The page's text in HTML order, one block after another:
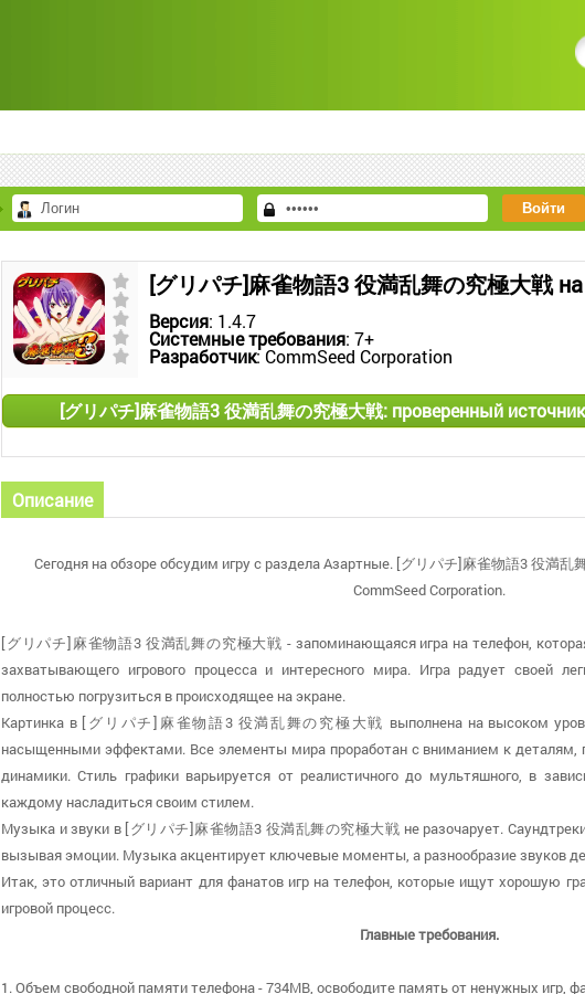
[グリパチ]麻雀物語3 役満乱舞の究極大戦
Версия: 1.4.7
Системные требования: 7+
Разработчик: CommSeed Corporation
[グリパチ]麻雀物語3 役満乱舞の究極大戦: проверенный
Описание
Сегодня на обзоре обсудим игру с раздела Азартные. [グリパチ]麻雀物語3 役満乱
CommSeed Corporation.
[グリパチ]麻雀物語3 役満乱舞の究極大戦 - запоминающаяся игра на телефон,
захватывающего игрового процесса и интересного мира. Игра радует своей
полностью погрузиться в происходящее на экране.
Картинка в [グリパチ]麻雀物語3 役満乱舞の究極大戦 выполнена на высоком
насыщенными эффектами. Все элементы мира проработан с вниманием к деталям,
динамики. Стиль графики варьируется от реалистичного до мультяшного, в
каждому насладиться своим стилем.
Музыка и звуки в [グリパチ]麻雀物語3 役満乱舞の究極大戦 не разочарует.
вызывая эмоции. Музыка акцентирует ключевые моменты, а разнообразие звуков
Итак, это отличный вариант для фанатов игр на телефон, которые ищут хорошую
игровой процесс.
Главные требования.
1. Объем свободной памяти телефона - 734MB, освободите память от ненужных игр,